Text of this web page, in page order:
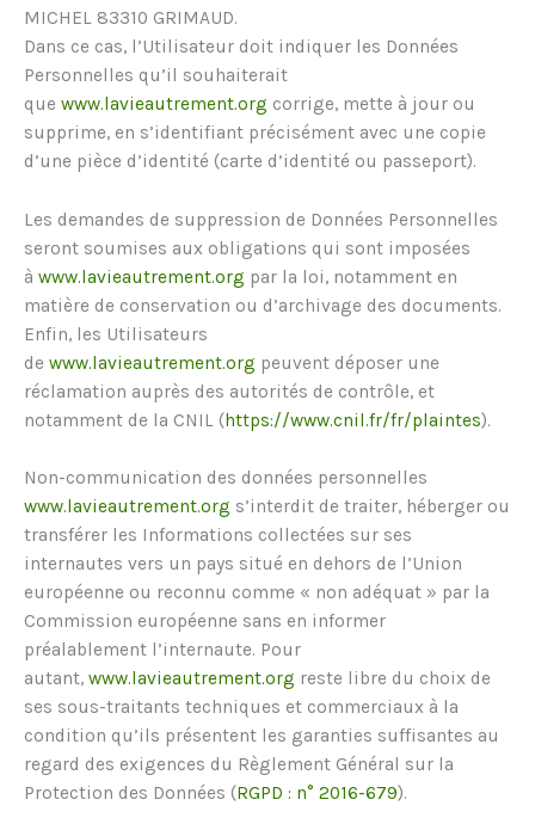
MICHEL 83310 GRIMAUD.
Dans ce cas, l’Utilisateur doit indiquer les Données
Personnelles qu’il souhaiterait
que www.lavieautrement.org corrige, mette à jour ou
supprime, en s’identifiant précisément avec une copie
d’une pièce d’identité (carte d’identité ou passeport).
Les demandes de suppression de Données Personnelles
seront soumises aux obligations qui sont imposées
à www.lavieautrement.org par la loi, notamment en
matière de conservation ou d’archivage des documents.
Enfin, les Utilisateurs
de www.lavieautrement.org peuvent déposer une
réclamation auprès des autorités de contrôle, et
notamment de la CNIL (https://www.cnil.fr/fr/plaintes).
Non-communication des données personnelles
www.lavieautrement.org s’interdit de traiter, héberger ou
transférer les Informations collectées sur ses
internautes vers un pays situé en dehors de l’Union
européenne ou reconnu comme « non adéquat » par la
Commission européenne sans en informer
préalablement l’internaute. Pour
autant, www.lavieautrement.org reste libre du choix de
ses sous-traitants techniques et commerciaux à la
condition qu’ils présentent les garanties suffisantes au
regard des exigences du Règlement Général sur la
Protection des Données (RGPD : n° 2016-679).